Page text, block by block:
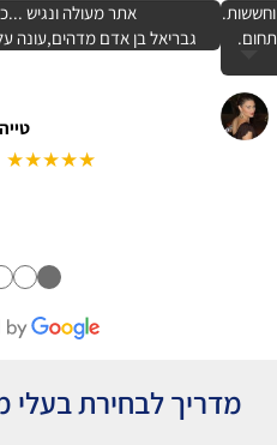
וחששות.
אתר מעולה ונגיש
גבריאל בן אדם מדהים,עונה
★★★★★
●
●
מדריך לבחירת בעלי